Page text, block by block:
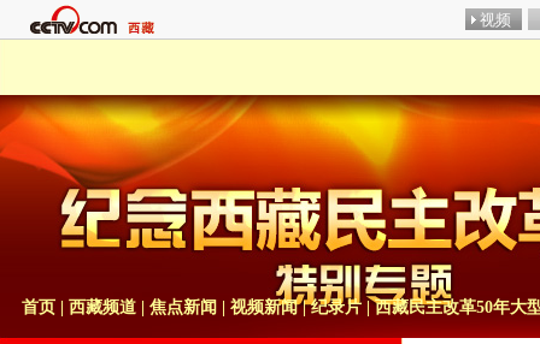
首页 西藏频道 焦点新闻 视频新闻|纪录片 |西藏民主改革50年大